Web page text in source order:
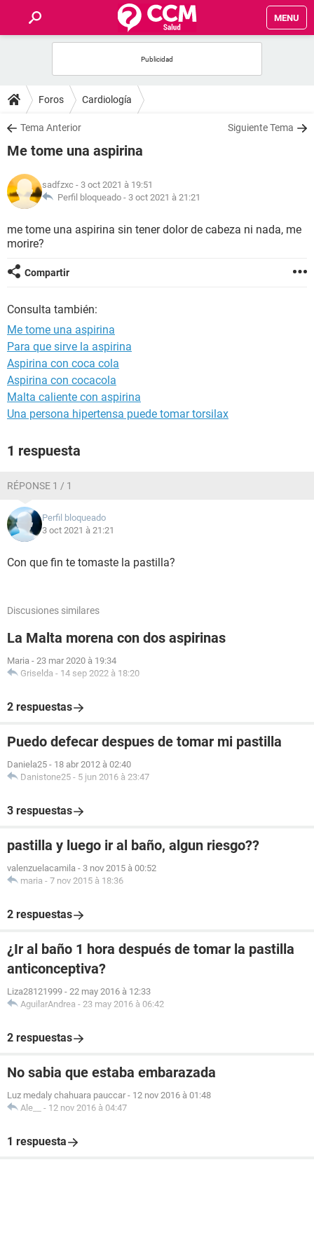
MENU
FORUMS
SALUD
NUTRICIÓN
BIENESTAR
SEXUALIDAD
GLOSARIO
Foros Cardiología
Tema Anterior Siguiente Tema
Me tome una aspirina
sadfzxc - 3 oct 2021 à 19:51
Perfil bloqueado - 3 oct 2021 à 21:21
me tome una aspirina sin tener dolor de cabeza ni nada, me
morire?
Compartir
Consulta también:
Me tome una aspirina
Para que sirve la aspirina
Aspirina con coca cola
Aspirina con cocacola
Malta caliente con aspirina
Una persona hipertensa puede tomar torsilax
1 respuesta
RÉPONSE 1 / 1
Perfil bloqueado
3 oct 2021 à 21:21
Con que fin te tomaste la pastilla?
Discusiones similares
La Malta morena con dos aspirinas
Maria - 23 mar 2020 à 19:34
Griselda - 14 sep 2022 à 18:20
2 respuestas
Puedo defecar despues de tomar mi pastilla
Daniela25 - 18 abr 2012 à 02:40
Danistone25 - 5 jun 2016 à 23:47
3 respuestas
pastilla y luego ir al baño, algun riesgo??
valenzuelacamila - 3 nov 2015 à 00:52
maria - 7 nov 2015 à 18:36
2 respuestas
¿Ir al baño 1 hora después de tomar la pastilla
anticonceptiva?
Liza28121999 - 22 may 2016 à 12:33
AguilarAndrea - 23 may 2016 à 06:42
2 respuestas
No sabia que estaba embarazada
Luz medaly chahuara pauccar - 12 nov 2016 à 01:48
Ale__
- 12 nov 2016 à 04:47
1 respuesta